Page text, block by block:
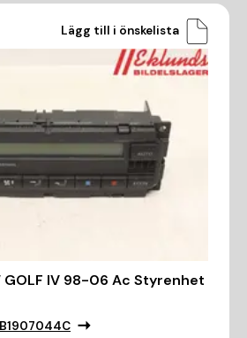
Lägg till i önskelista
GOLF IV 98-06 Ac Styrenhet